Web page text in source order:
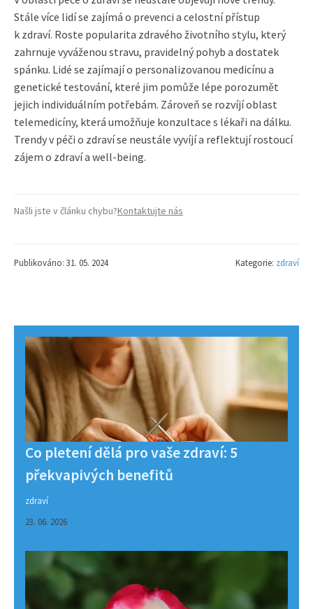
Stále více lidí se zajímá o prevenci a celostní přístup
k zdraví. Roste popularita zdravého životního stylu, který
zahrnuje vyváženou stravu, pravidelný pohyb a dostatek
spánku. Lidé se zajímají o personalizovanou medicínu a
genetické testování, které jim pomůže lépe porozumět
jejich individuálním potřebám. Zároveň se rozvíjí oblast
telemedicíny, která umožňuje konzultace s lékaři na dálku.
Trendy v péči o zdraví se neustále vyvíjí a reflektují rostoucí
zájem o zdraví a well-being.
Našli jste v článku chybu?Kontaktujte nás
Publikováno: 31. 05. 2024 Kategorie: zdraví
Co pletení dělá pro vaše zdraví: 5
překvapivých benefitů
zdraví
23. 06. 2026